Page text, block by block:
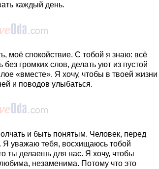
каждый день.
моё спокойствие. С тобой я знаю: всё
громких слов, делать уют из пустой
«вместе». Я хочу, чтобы в твоей жизни
и поводов улыбаться.
и быть понятым. Человек, перед
уважаю тебя, восхищаюсь тобой
ты делаешь для нас. Я хочу, чтобы
незаменима. Потому что это